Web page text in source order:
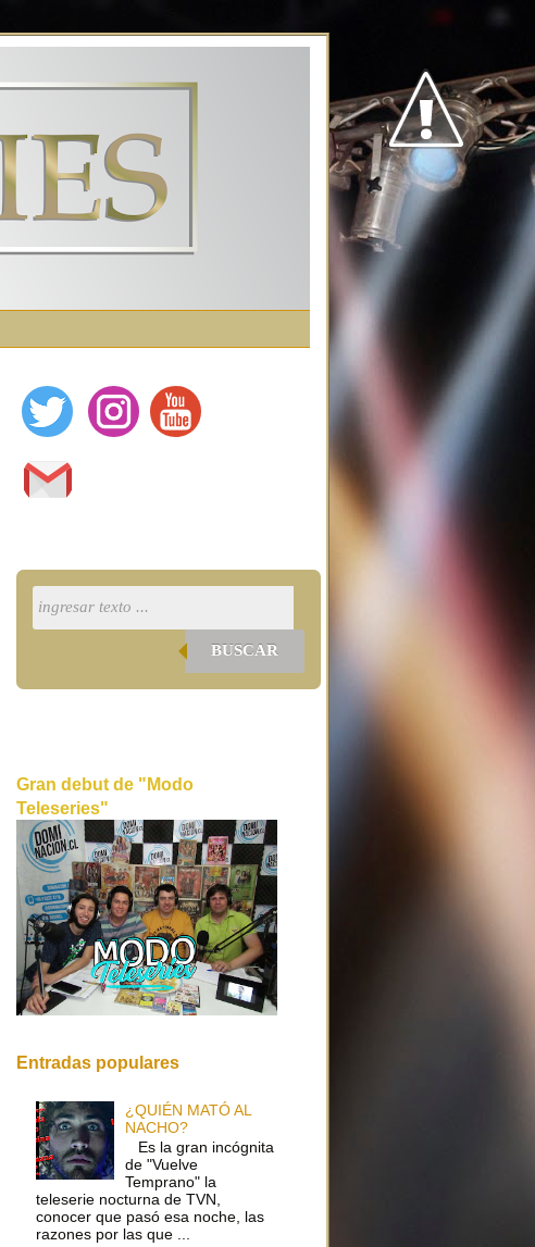
BUSCAR
Gran debut de "Modo
Teleseries"
Entradas populares
¿QUIÉN MATÓ AL
NACHO?
Es la gran incógnita
de "Vuelve
Temprano" la
teleserie nocturna de TVN,
conocer que pasó esa noche, las
razones por las que ...